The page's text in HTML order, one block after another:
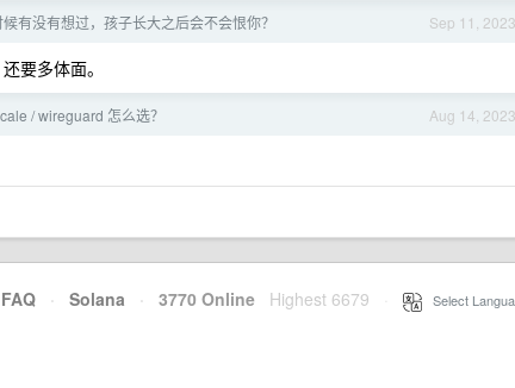
Sep 11, 2023
候有没有想过，孩子长大之后会不会恨你？
要多体面。
Aug 14, 2023
/ wireguard 怎么选？
FAQ · Solana · 3770 Online Highest 6679 Select